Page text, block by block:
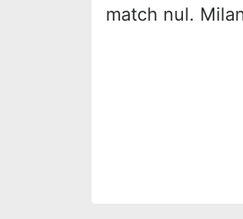
match nul.